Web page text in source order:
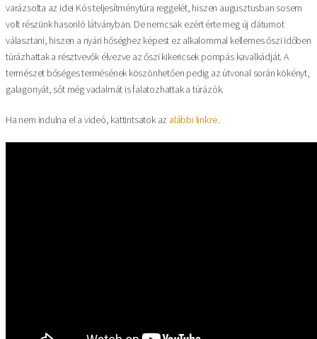
varázsolta az idei Kós teljesítménytúra reggelét, hiszen augusztusban sosem
volt részünk hasonló látványban. De nemcsak ezért érte meg új dátumot
választani, hiszen a nyári hőséghez képest ez alkalommal kellemes őszi időben
túrázhattak a résztvevők élvezve az őszi kikericsek pompás kavalkádját. A
természet bőséges termésének köszönhetően pedig az útvonal során kökényt,
galagonyát, sőt még vadalmát is falatozhattak a túrázók.
Ha nem indulna el a videó, kattintsatok az alábbi linkre.